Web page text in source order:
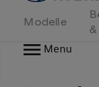
Modelle
Menu